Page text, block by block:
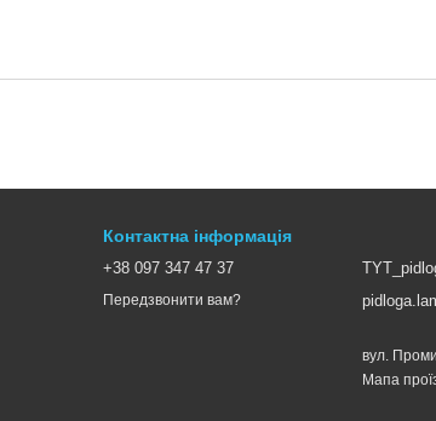
Контактна інформація
+38 097 347 47 37
Передзвонити вам?
вул.
Мапа